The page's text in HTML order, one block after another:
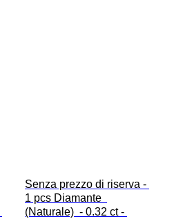
Senza prezzo di riserva -
1 pcs Diamante
(Naturale)  - 0.32 ct -